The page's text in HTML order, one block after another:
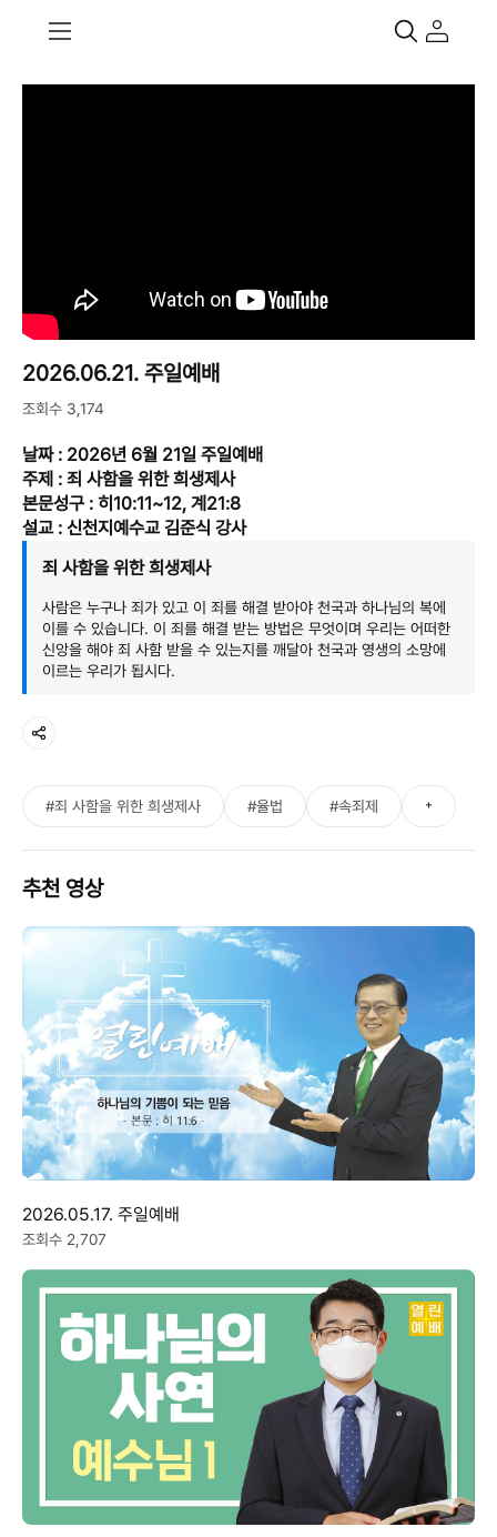
2026.06.21. 주일예배
조회수 3,174
날짜 : 2026년 6월 21일 주일예배
주제 : 죄 사함을 위한 희생제사
본문성구 : 히10:11~12, 계21:8
설교 : 신천지예수교 김준식 강사
죄 사함을 위한 희생제사
사람은 누구나 죄가 있고 이 죄를 해결 받아야 천국과 하나님의 복에
이를 수 있습니다. 이 죄를 해결 받는 방법은 무엇이며 우리는 어떠한
신앙을 해야 죄 사함 받을 수 있는지를 깨달아 천국과 영생의 소망에
이르는 우리가 됩시다.
#죄 사함을 위한 희생제사 #율법 #속죄제 +
추천 영상
2026.05.17. 주일예배
조회수 2,707